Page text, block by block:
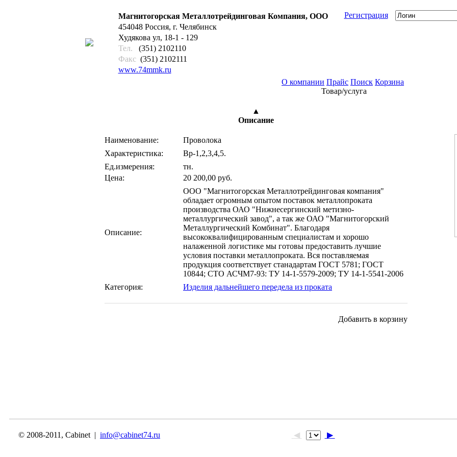
Магнитогорская Металлотрейдинговая Компания, ООО
454048 Россия, г. Челябинск
Худякова ул, 18-1 - 129
Тел.
(351) 2102110
Факс(351) 2102111
www.74mmk.ru
Регистрация
О компании Прайс Поиск Корзина
Товар/услуга
▲
Описание
Наименование:
Проволока
Характеристика:
Вр-1,2,3,4,5.
Ед.измерения:
тн.
Цена:
20 200,00 руб.
Описание:
ООО "Магнитогорская Металлотрейдинговая компания"
обладает огромным опытом поставок металлопроката
производства ОАО "Нижнесергинский метизно-
металлургический завод", а так же ОАО "Магнитогорский
Металлургический Комбинат". Благодаря
высококвалифицированным специалистам и хорошо
налаженной логистике мы готовы предоставить лучшие
условия поставки металлопроката. Вся поставляемая
продукция соответствует станадартам ГОСТ 5781; ГОСТ
10844; СТО АСЧМ7-93: ТУ 14-1-5579-2009; ТУ 14-1-5541-2006
Категория:
Изделия дальнейшего передела из проката
Добавить в корзину
© 2008-2011, Cabinet | info@cabinet74.ru ◀ ▶